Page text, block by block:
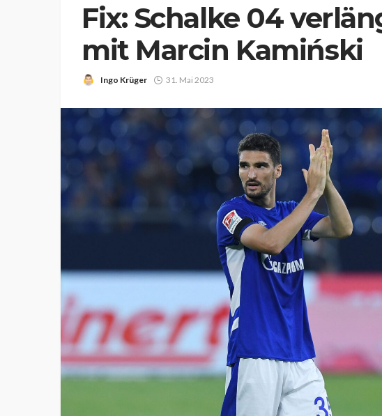
Fix: Schalke 04
mit Marcin Kamiński
Ingo Krüger 31. Mai 2023